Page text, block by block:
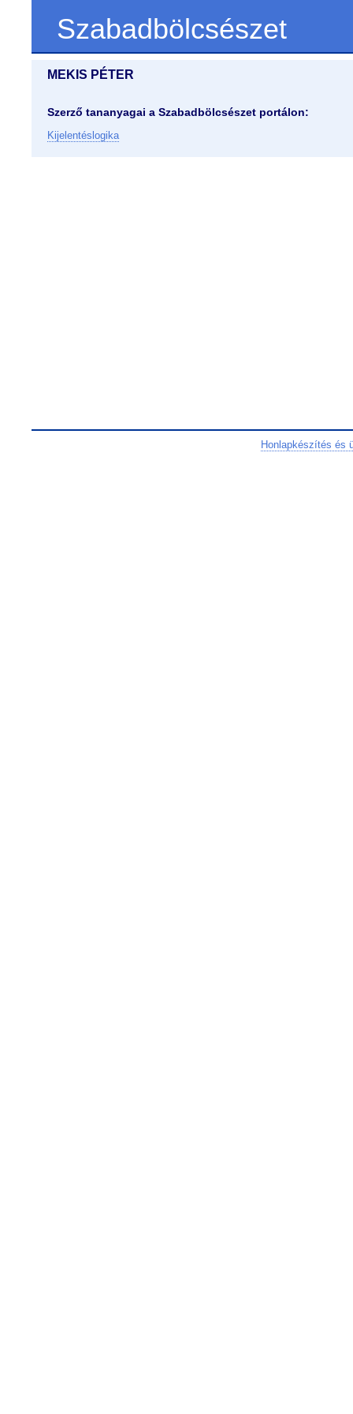
Szabadbölcsészet
MEKIS PÉTER
Szerző tananyagai a Szabadbölcsészet portálon:
Kijelentéslogika
Honlapkészítés és